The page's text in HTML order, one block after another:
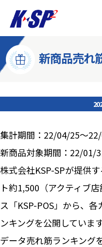
新商品売れ
集計期間：22/04/25～
新商品対象期間：22/01/
株式会社KSP-SPが提供
ト約1,500（アクティブ
ス「KSP-POS」から、
ンキングを公開していま
データ売れ筋ランキング